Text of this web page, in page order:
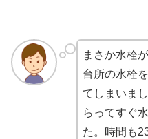
まさか水栓
台所の水栓
てしまいま
らってすぐ
た。時間も